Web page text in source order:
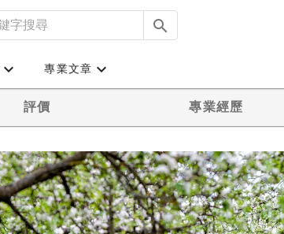
專業文章
評價 專業經歷